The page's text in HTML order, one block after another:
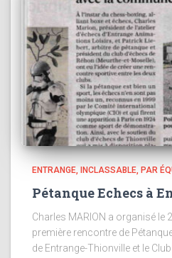
ENTRANGE INCLASSABLE PAR
Pétanque Echecs à
Charles MARION a organisé le
première rencontre de
de Entrange-Thionville et le